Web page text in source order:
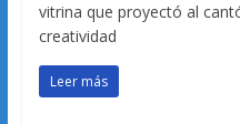
vitrina que proyectó al
creatividad
Leer más